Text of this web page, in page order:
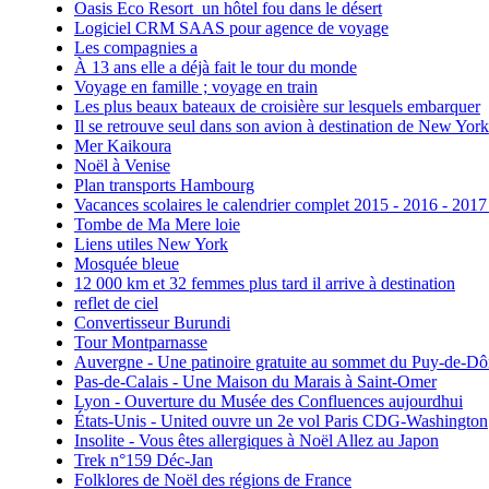
Oasis Eco Resort un hôtel fou dans le désert
Logiciel CRM SAAS pour agence de voyage
Les compagnies a
À 13 ans elle a déjà fait le tour du monde
Voyage en famille ; voyage en train
Les plus beaux bateaux de croisière sur lesquels embarquer
Il se retrouve seul dans son avion à destination de New York
Mer Kaikoura
Noël à Venise
Plan transports Hambourg
Vacances scolaires le calendrier complet 2015 - 2016 -
Tombe de Ma Mere loie
Liens utiles New York
Mosquée bleue
12 000 km et 32 femmes plus tard il arrive à destination
reflet de ciel
Convertisseur Burundi
Tour Montparnasse
Auvergne - Une patinoire gratuite au sommet du Puy-de-
Pas-de-Calais - Une Maison du Marais à Saint-Omer
Lyon - Ouverture du Musée des Confluences aujourdhui
États-Unis - United ouvre un 2e vol Paris CDG-Washington
Insolite - Vous êtes allergiques à Noël Allez au Japon
Trek n°159 Déc-Jan
Folklores de Noël des régions de France